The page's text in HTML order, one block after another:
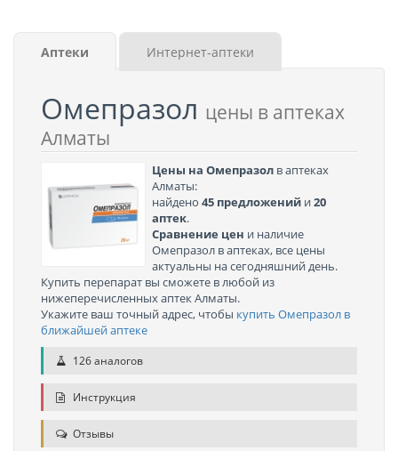
Аптеки Интернет-аптеки
Омепразол цены в аптеках
Алматы
Цены на Омепразол в аптеках
Алматы:
найдено 45 предложений и20
аптек.
Сравнение цен и наличие
Омепразол в аптеках, все цены
актуальны на сегодняшний день.
Купить перепарат вы сможете в любой из
нижеперечисленных аптек Алматы.
Укажите ваш точный адрес, чтобы купить Омепразол в
ближайшей аптеке
126 аналогов
Инструкция
Отзывы